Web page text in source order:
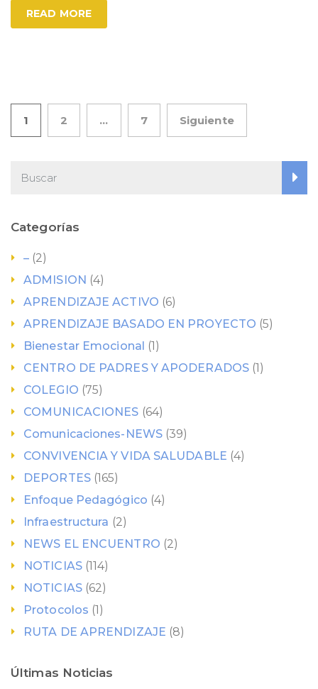
READ MORE
Paginación
entradas
1 2 … 7 Siguiente
Categorías
– (2)
ADMISION (4)
APRENDIZAJE ACTIVO (6)
APRENDIZAJE BASADO EN PROYECTO (5)
Bienestar Emocional (1)
CENTRO DE PADRES Y APODERADOS(1)
COLEGIO (75)
COMUNICACIONES (64)
Comunicaciones-NEWS(39)
CONVIVENCIA Y VIDA SALUDABLE (4)
DEPORTES(165)
Enfoque Pedagógico (4)
Infraestructura (2)
NEWS EL ENCUENTRO (2)
NOTICIAS(114)
NOTICIAS(62)
Protocolos (1)
RUTA DE APRENDIZAJE (8)
Últimas Noticias